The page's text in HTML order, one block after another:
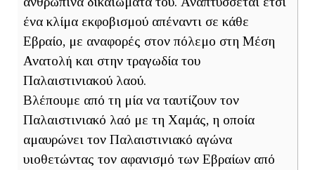
ένα κλίμα εκφοβισμού απέναντι σε κάθε
Εβραίο, με αναφορές στον πόλεμο στη Μέση
Ανατολή και στην τραγωδία του
Παλαιστινιακού λαού.
Βλέπουμε από τη μία να ταυτίζουν τον
Παλαιστινιακό λαό με τη Χαμάς, η οποία
αμαυρώνει τον Παλαιστινιακό αγώνα
υιοθετώντας τον αφανισμό των Εβραίων από